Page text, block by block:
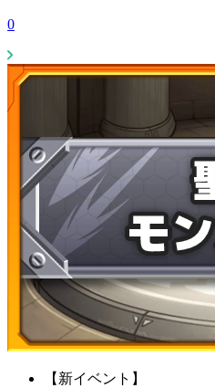
0
【新イベント】